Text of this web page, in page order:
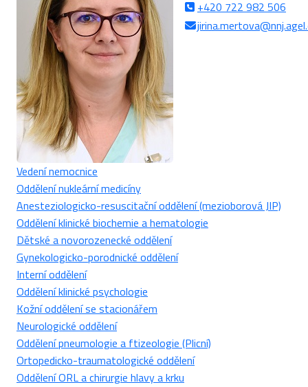
+420 722 982 506
Vedení nemocnice
Oddělení nukleární medicíny
Anesteziologicko-resuscitační oddělení (mezioborová JIP)
Oddělení klinické biochemie a hematologie
Dětské a novorozenecké oddělení
Gynekologicko-porodnické oddělení
Interní oddělení
Oddělení klinické psychologie
Kožní oddělení se stacionářem
Neurologické oddělení
Oddělení pneumologie a ftizeologie (Plicní)
Ortopedicko-traumatologické oddělení
Oddělení ORL a chirurgie hlavy a krku